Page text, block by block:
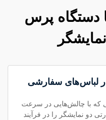
دستگاه پرس
لباس‌های سفارشی
که با چالش‌هایی در سرعت
دو نمایشگر را در فرآیند